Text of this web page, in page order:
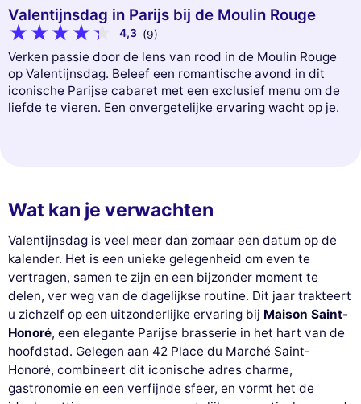
Valentijnsdag in Parijs bij de Moulin Rouge
4,3 (9)
Verken passie door de lens van rood in de Moulin Rouge
op Valentijnsdag. Beleef een romantische avond in dit
iconische Parijse cabaret met een exclusief menu om de
liefde te vieren. Een onvergetelijke ervaring wacht op je.
Wat kan je verwachten
Valentijnsdag is veel meer dan zomaar een datum op de
kalender. Het is een unieke gelegenheid om even te
vertragen, samen te zijn en een bijzonder moment te
delen, ver weg van de dagelijkse routine. Dit jaar trakteert
u zichzelf op een uitzonderlijke ervaring bij Maison Saint-
Honoré, een elegante Parijse brasserie in het hart van de
hoofdstad. Gelegen aan 42 Place du Marché Saint-
Honoré, combineert dit iconische adres charme,
gastronomie en een verfijnde sfeer, en vormt het de